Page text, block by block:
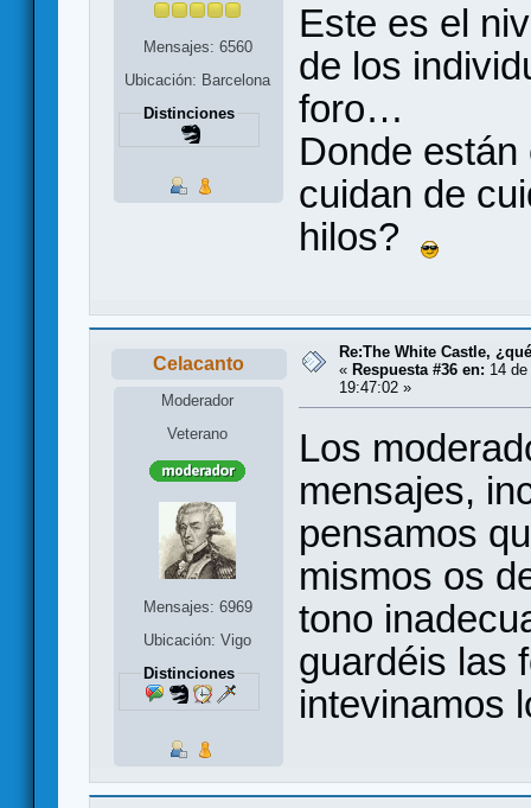
Mensajes: 6560
Ubicación: Barcelona
Distinciones
Este es el
de los
foro…
Donde
cuidan de
hilos?
Celacanto
Moderador
Veterano
Mensajes: 6969
Ubicación: Vigo
Distinciones
Re:The White Castle,
« Respuesta #36 en: 14
19:47:02 »
Los
mensajes,
pensamos
mismos os
tono
guardéis las
intevinamos